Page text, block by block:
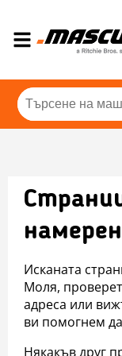
Исканата
Моля,
адреса или
ви помогнем
Някакъв друг